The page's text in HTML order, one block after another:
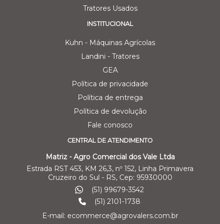
Tratores Usados
INSTITUCIONAL
Kuhn - Máquinas Agrícolas
Landini - Tratores
GEA
Política de privacidade
Política de entrega
Política de devolução
Fale conosco
CENTRAL DE ATENDIMENTO
Matriz - Agro Comercial dos Vale Ltda
Estrada RST 453, KM 26,3, nº 152, Linha Primavera
Cruzeiro do Sul - RS, Cep: 95930000
(51) 99679-3542
(51) 2101-1738
E-mail: ecommerce@agrovalers.com.br